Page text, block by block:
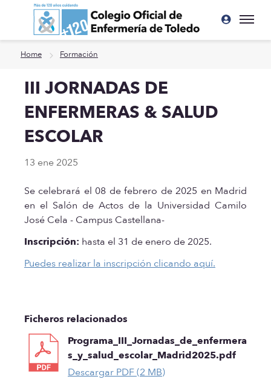
Ir a contenido principal
Home Formación
III JORNADAS DE
ENFERMERAS & SALUD
ESCOLAR
13 ene 2025
Se celebrará el 08 de febrero de 2025 en Madrid
en el Salón de Actos de la Universidad Camilo
José Cela - Campus Castellana-
Inscripción: hasta el 31 de enero de 2025.
Puedes realizar la inscripción clicando aquí.
Ficheros relacionados
Programa_III_Jornadas_de_enfermera
s_y_salud_escolar_Madrid2025.pdf
Descargar PDF (2 MB)